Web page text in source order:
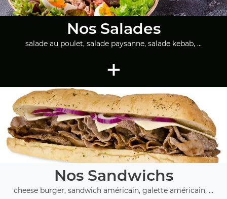
Nos Salades
salade au poulet, salade paysanne, salade kebab, ...
+
Nos Sandwichs
cheese burger, sandwich américain, galette américain, ...